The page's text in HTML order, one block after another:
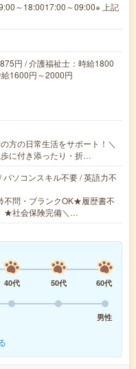
～18:0017:00～09:00※ 上記
円 / 介護福祉士：時給1800
1600円～2000円
方の日常生活をサポート！＼
に付き添ったり・折…
ソコンスキル不要 / 英語力不
問・ブランクOK★履歴書不
★社会保険完備＼…
40代 50代
60代
男性